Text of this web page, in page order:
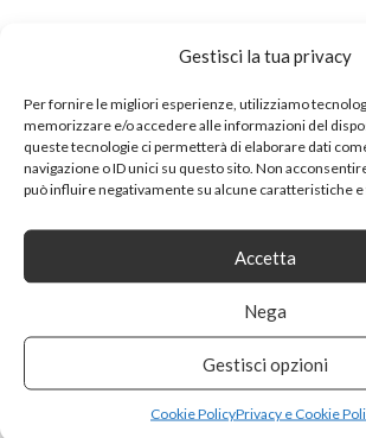
Gestisci la tua privacy
Per fornire le migliori esperienze, utilizziamo
memorizzare e/o accedere alle informazioni del
queste tecnologie ci permetterà di elaborare dati
navigazione o ID unici su questo sito. Non
può influire negativamente su alcune caratteristiche e
Accetta
Nega
Gestisci opzioni
Cookie PolicyPrivacy e Cookie
Smartphone
Redazione